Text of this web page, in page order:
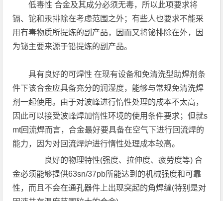
低毒性 合金及其成分必须无毒，所以此项要求将
镉、铊和汞排除在考虑范围之外；有些人也要求不能采
用有毒物质所提炼的副产品，因而又将铋排除在外，因
为铋主要来源于铅提炼的副产品。
具有良好的可焊性 在现有设备和免清洗型助焊剂条
件下该合金应具备充分的润湿度，能够与常规免清洗焊
剂一起使用。由于对波峰进行惰性处理的成本不太高，
因此可以接受波峰焊加惰性环境的使用条件要求；但就s
mt回流焊而言，合金最好要具备在空气下进行回流焊的
能力，因为对回流焊炉进行惰性处理成本较高。
良好的物理特性(强度、拉伸度、疲劳度等) 合
金必须能够提供63sn/37pb所能达到的机械强度和可靠
性，而且不会在通孔器件上出现突起的角焊缝(特别是对